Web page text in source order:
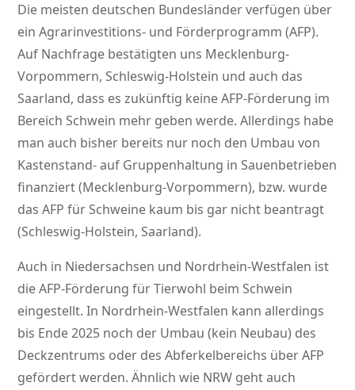
Die meisten deutschen Bundesländer verfügen über
ein Agrarinvestitions- und Förderprogramm (AFP).
Auf Nachfrage bestätigten uns Mecklenburg-
Vorpommern, Schleswig-Holstein und auch das
Saarland, dass es zukünftig keine AFP-Förderung im
Bereich Schwein mehr geben werde. Allerdings habe
man auch bisher bereits nur noch den Umbau von
Kastenstand- auf Gruppenhaltung in Sauenbetrieben
finanziert (Mecklenburg-Vorpommern), bzw. wurde
das AFP für Schweine kaum bis gar nicht beantragt
(Schleswig-Holstein, Saarland).
Auch in Niedersachsen und Nordrhein-Westfalen ist
die AFP-Förderung für Tierwohl beim Schwein
eingestellt. In Nordrhein-Westfalen kann allerdings
bis Ende 2025 noch der Umbau (kein Neubau) des
Deckzentrums oder des Abferkelbereichs über AFP
gefördert werden. Ähnlich wie NRW geht auch